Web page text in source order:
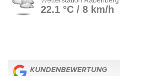
KUNDEN­BE­WER­TUNG